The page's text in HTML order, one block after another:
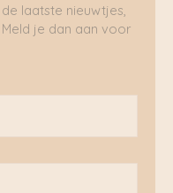
laatste nieuwtjes,
je dan aan voor